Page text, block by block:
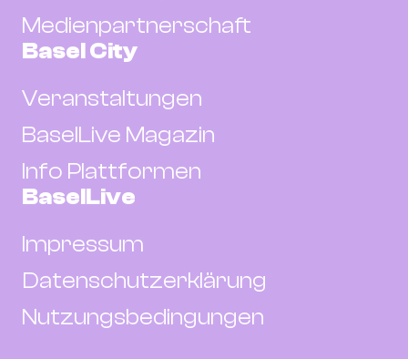
Medienpartnerschaft
Basel City
Veranstaltungen
BaselLive Magazin
Info Plattformen
BaselLive
Impressum
Datenschutzerklärung
Nutzungsbedingungen